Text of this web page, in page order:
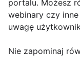
portalu. Możesz
webinary czy
uwagę
Nie zapominaj